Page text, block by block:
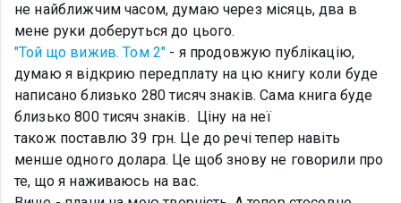
не найближчим часом, думаю через місяць, два в
мене руки доберуться до цього.
"Той що вижив. Том 2" - я продовжую публікацію,
думаю я відкрию передплату на цю книгу коли буде
написано близько 280 тисяч знаків. Сама книга буде
близько 800 тисяч знаків. Ціну на неї
також поставлю 39 грн. Це до речі тепер навіть
менше одного долара. Це щоб знову не говорили про
те, що я наживаюсь на вас.